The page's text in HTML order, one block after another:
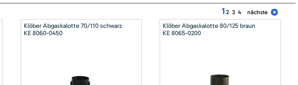
1 2 3 4 nächste
Klöber Abgaskalotte 70/110 schwarz
KE 8060-0450
Klöber Abgaskalotte 80/125 braun
KE 8065-0200